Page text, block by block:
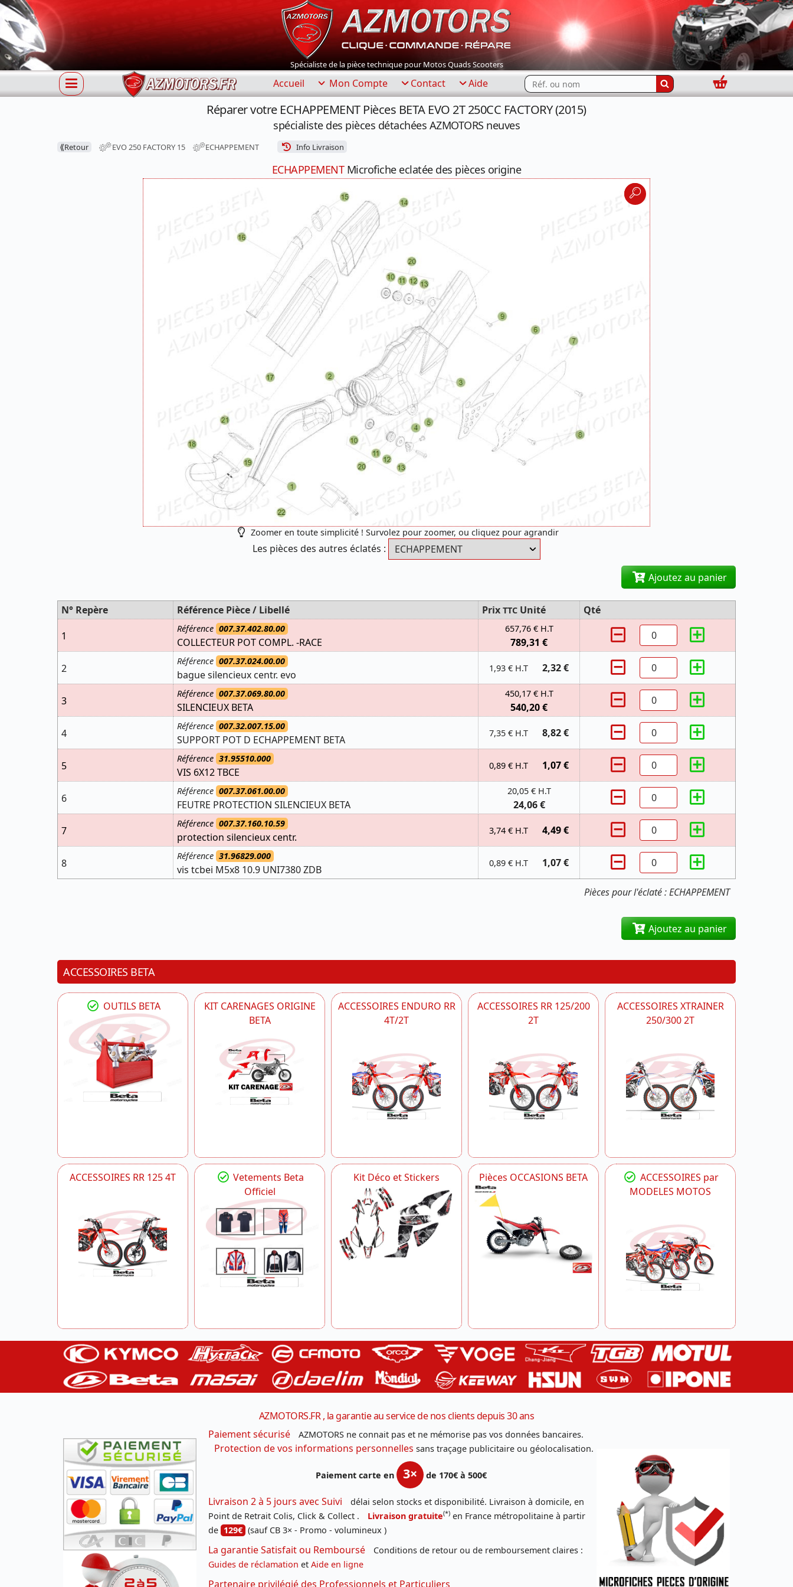
Spécialiste de la pièce technique pour Motos Quads Scooters
Accueil Mon Compte Contact Aide Rechercher...
Panier
Réparer votre ECHAPPEMENT Pièces BETA EVO 2T 250CC FACTORY (2015)
spécialiste des pièces détachées AZMOTORS neuves
⟪Retour EVO 250 FACTORY 15 ECHAPPEMENT Info Livraison
ECHAPPEMENTMicrofiche eclatée des pièces origine
Zoomer en toute simplicité ! Survolez pour zoomer, ou cliquez pour agrandir
Les pièces des autres éclatés :
Ajoutez au panier
Pièces pour l'éclaté : ECHAPPEMENT
N° Repère Référence Pièce / Libellé Prix TTC Unité
Qté
1
Référence 007.37.402.80.00
COLLECTEUR POT COMPL. -RACE
657,76 € H.T
789,31 €
2
Référence 007.37.024.00.00
bague silencieux centr. evo
1,93 € H.T 2,32 €
3
Référence 007.37.069.80.00
SILENCIEUX BETA
450,17 € H.T
540,20 €
4
Référence 007.32.007.15.00
SUPPORT POT D ECHAPPEMENT BETA
7,35 € H.T 8,82 €
5
Référence 31.95510.000
VIS 6X12 TBCE
0,89 € H.T 1,07 €
6
Référence 007.37.061.00.00
FEUTRE PROTECTION SILENCIEUX BETA
20,05 € H.T
24,06 €
7
Référence 007.37.160.10.59
protection silencieux centr.
3,74 € H.T 4,49 €
8
Référence 31.96829.000
vis tcbei M5x8 10.9 UNI7380 ZDB
0,89 € H.T 1,07 €
Ajoutez au panier
ACCESSOIRES BETA
OUTILS BETA
KIT CARENAGES ORIGINE
BETA
ACCESSOIRES ENDURO RR
4T/2T
ACCESSOIRES RR 125/200
2T
ACCESSOIRES XTRAINER
250/300 2T
ACCESSOIRES RR 125 4T
Vetements Beta
Officiel
Kit Déco et Stickers Pièces OCCASIONS BETA
ACCESSOIRES par
MODELES MOTOS
AZMOTORS.FR , la garantie au service de nos clients depuis 30 ans
Paiement sécurisé
AZMOTORS ne connait pas et ne mémorise pas vos données bancaires.
Protection de vos informations personnelles sans traçage publicitaire ou géolocalisation.
Paiement carte en 3× de 170€ à 500€
Livraison 2 à 5 jours avec Suivi
délai selon stocks et disponibilité. Livraison à domicile, en
Point de Retrait Colis, Click & Collect .
Livraison gratuite(*) en France métropolitaine à partir
de 129€ (sauf CB 3× - Promo - volumineux )
La garantie Satisfait ou Remboursé
Conditions de retour ou de remboursement claires :
Guides de réclamation et Aide en ligne
Partenaire privilégié des Professionnels et Particuliers